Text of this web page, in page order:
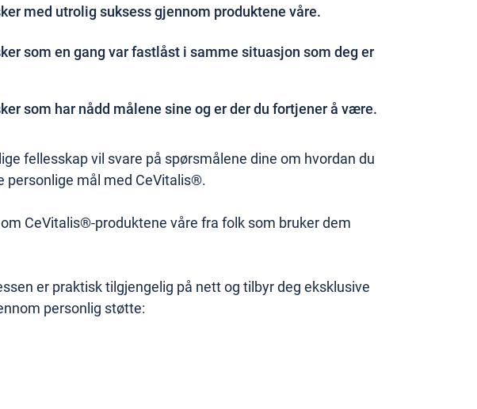
med utrolig suksess gjennom produktene våre.
som en gang var fastlåst i samme situasjon som deg er
som har nådd målene sine og er der du fortjener å være.
fellesskap vil svare på spørsmålene dine om hvordan du
personlige mål med CeVitalis®.
CeVitalis®-produktene våre fra folk som bruker dem
er praktisk tilgjengelig på nett og tilbyr deg eksklusive
personlig støtte: